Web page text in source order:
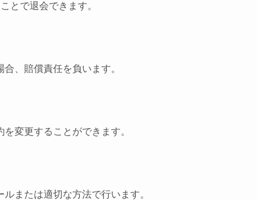
とで退会できます。
、賠償責任を負います。
変更することができます。
または適切な方法で行います。